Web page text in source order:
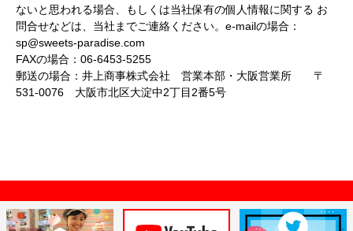
ないと思われる場合、もしくは当社保有の個人情報に関する お
問合せなどは、当社までご連絡ください。e-mailの場合：
sp@sweets-paradise.com
FAXの場合：06-6453-5255
郵送の場合：井上商事株式会社 営業本部・大阪営業所 〒
531-0076 大阪市北区大淀中2丁目2番5号